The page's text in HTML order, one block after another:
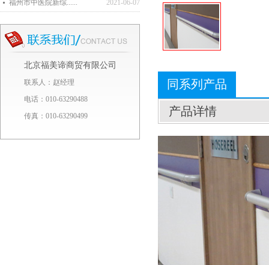
福州市中医院新综...... 2021-06-07
北京福美谛商贸有限公司
联系人：赵经理
电话：010-63290488
传真：010-63290499
同系列产品
产品详情